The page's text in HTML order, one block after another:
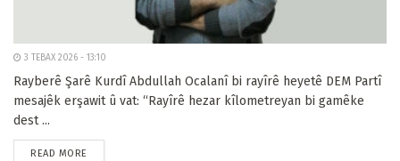
3 TEBAX 2026 - 13:10
Rayberê Şarê Kurdî Abdullah Ocalanî bi rayîrê heyetê DEM Partî
mesajêk erşawit û vat: “Rayîrê hezar kîlometreyan bi gamêke
dest ...
READ MORE